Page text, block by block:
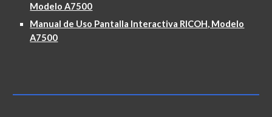
Modelo A7500
Manual de Uso Pantalla Interactiva RICOH, Modelo
A7500